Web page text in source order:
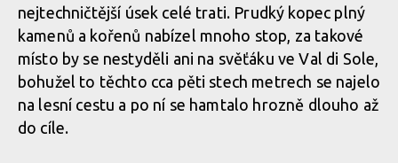
nejtechničtější úsek celé trati. Prudký kopec plný
kamenů a kořenů nabízel mnoho stop, za takové
místo by se nestyděli ani na svěťáku ve Val di Sole,
bohužel to těchto cca pěti stech metrech se najelo
na lesní cestu a po ní se hamtalo hrozně dlouho až
do cíle.